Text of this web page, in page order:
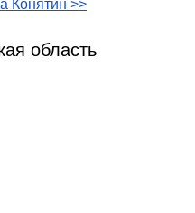
Конятин >>
область